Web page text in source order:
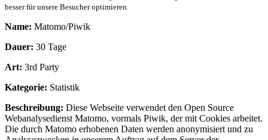
besser für unsere Besucher optimieren.
Name: Matomo/Piwik
Dauer: 30 Tage
Art: 3rd Party
Kategorie: Statistik
Beschreibung: Diese Webseite verwendet den Open Source
Webanalysedienst Matomo, vormals Piwik, der mit Cookies arbeitet.
Die durch Matomo erhobenen Daten werden anonymisiert und zu